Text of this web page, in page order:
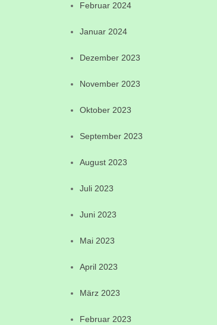
Februar 2024
Januar 2024
Dezember 2023
November 2023
Oktober 2023
September 2023
August 2023
Juli 2023
Juni 2023
Mai 2023
April 2023
März 2023
Februar 2023